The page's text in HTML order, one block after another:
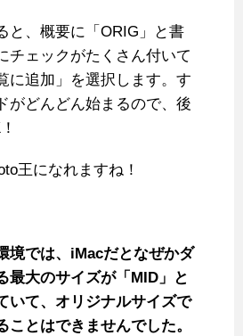
と、概要に「ORIG」と書
チェックがたくさん付いて
に追加」を選択します。す
がどんどん始まるので、後
王になれますね！
境では、iMacだとなぜかダ
最大のサイズが「MID」と
いて、オリジナルサイズで
ことはできませんでした。